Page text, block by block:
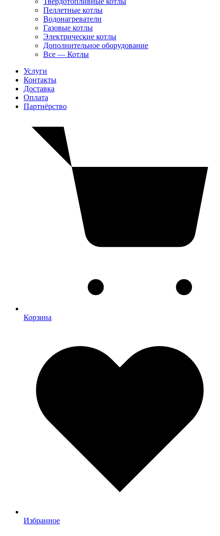
Пеллетные котлы
Водонагреватели
Газовые котлы
Электрические котлы
Дополнительное оборудование
Все — Котлы
Услуги
Контакты
Доставка
Оплата
Партнёрство
Корзина
Избранное